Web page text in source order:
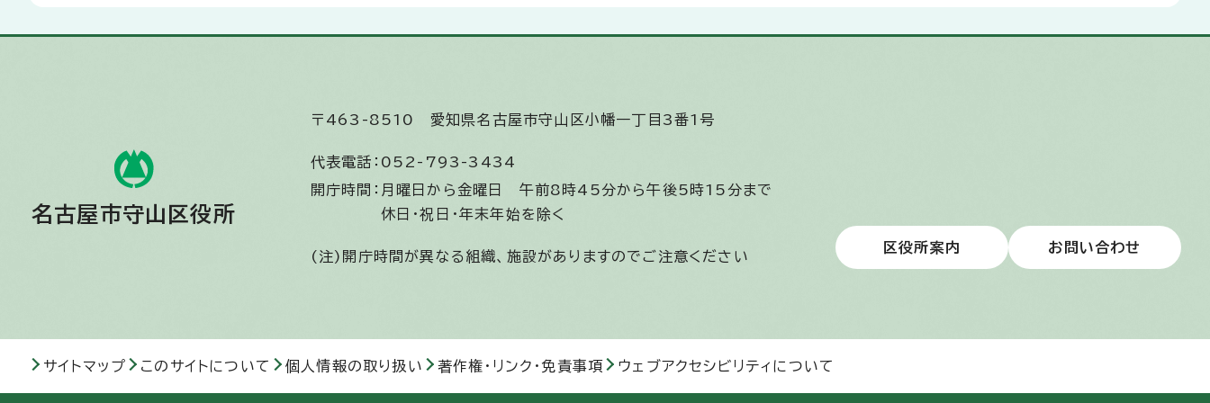
名古屋市守山区役所
〒463-8510 愛知県名古屋市守山区小幡一丁目3番1号
代表電話： 052-793-3434
開庁時間： 月曜日から金曜日 午前8時45分から午後5時15分まで
休日・祝日・年末年始を除く
(注)開庁時間が異なる組織、施設がありますのでご注意ください
区役所案内 お問い合わせ
サイトマップ このサイトについて 個人情報の取り扱い 著作権・リンク・免責事項 ウェブアクセシビリティについて